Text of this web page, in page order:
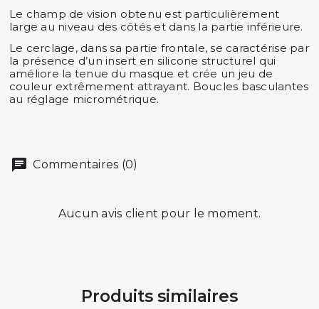
Le champ de vision obtenu est particulièrement
large au niveau des côtés et dans la partie inférieure.
Le cerclage, dans sa partie frontale, se caractérise par
la présence d’un insert en silicone structurel qui
améliore la tenue du masque et crée un jeu de
couleur extrêmement attrayant. Boucles basculantes
au réglage micrométrique.
Commentaires (0)
Aucun avis client pour le moment.
Produits similaires